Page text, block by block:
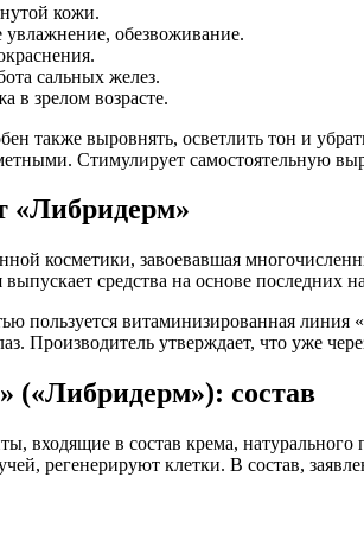
кожи.
увлажнение, обезвоживание.
сальных желез.
в зрелом возрасте.
также выровнять, осветлить тон и
Стимулирует самостоятельную
«Либридерм»
косметики, завоевавшая
средства на основе
пользуется витаминизированная
Производитель утверждает, что уже
(«Либридерм»): состав
входящие в состав крема,
регенерируют клетки. В состав,